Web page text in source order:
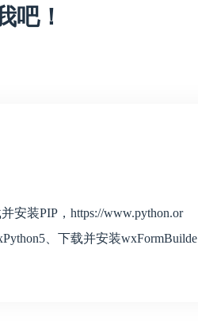
吧！
安装PIP，https://www.python.or
、下载并安装wxFormBuilde